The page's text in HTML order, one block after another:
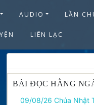
AUDIO LẦN
LIÊN LẠC
BÀI ĐỌC HẰNG
09/08/26 Chúa Nhật